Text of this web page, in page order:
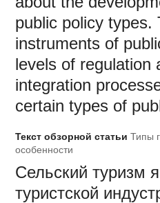
public policy types.
instruments of
levels of regulation
integration
certain types of
Текст обзорной статьи Типы
особенности
Сельский туризм
туристской